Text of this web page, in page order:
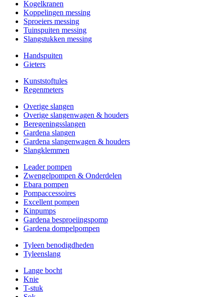
Kogelkranen
Koppelingen messing
Sproeiers messing
Tuinspuiten messing
Slangstukken messing
Handspuiten
Gieters
Kunststoftules
Regenmeters
Overige slangen
Overige slangenwagen & houders
Beregeningsslangen
Gardena slangen
Gardena slangenwagen & houders
Slangklemmen
Leader pompen
Zwengelpompen & Onderdelen
Ebara pompen
Pompaccessoires
Excellent pompen
Kinpumps
Gardena besproeiingspomp
Gardena dompelpompen
Tyleen benodigdheden
Tyleenslang
Lange bocht
Knie
T-stuk